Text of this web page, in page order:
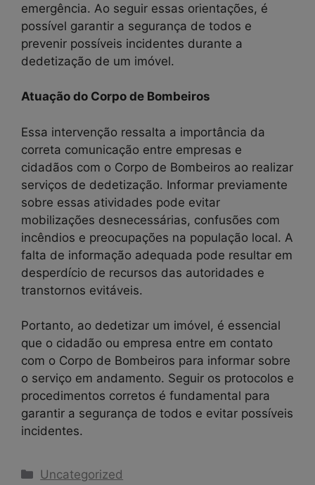
emergência. Ao seguir essas orientações, é
possível garantir a segurança de todos e
prevenir possíveis incidentes durante a
dedetização de um imóvel.
Atuação do Corpo de Bombeiros
Essa intervenção ressalta a importância da
correta comunicação entre empresas e
cidadãos com o Corpo de Bombeiros ao realizar
serviços de dedetização. Informar previamente
sobre essas atividades pode evitar
mobilizações desnecessárias, confusões com
incêndios e preocupações na população local. A
falta de informação adequada pode resultar em
desperdício de recursos das autoridades e
transtornos evitáveis.
Portanto, ao dedetizar um imóvel, é essencial
que o cidadão ou empresa entre em contato
com o Corpo de Bombeiros para informar sobre
o serviço em andamento. Seguir os protocolos e
procedimentos corretos é fundamental para
garantir a segurança de todos e evitar possíveis
incidentes.
Categorias
Uncategorized